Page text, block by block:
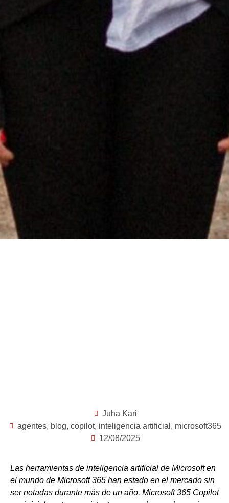
Juha Kari
agentes, blog, copilot, inteligencia artificial , microsoft365
12/08/2025
Las herramientas de inteligencia artificial de Microsoft en
el mundo de Microsoft 365 han estado en el mercado sin
ser notadas durante más de un año. Microsoft 365 Copilot